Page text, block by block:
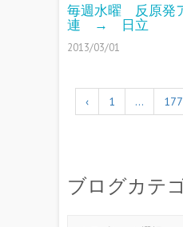
毎週水曜 反原発
連 → 日立
2013/03/01
‹ 1 … 177
ブログカテ